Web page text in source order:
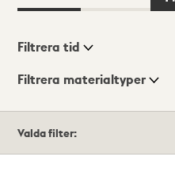
Visningsläge
Filtrera tid
Filtrera materialtyper
träffar
Valda filter: